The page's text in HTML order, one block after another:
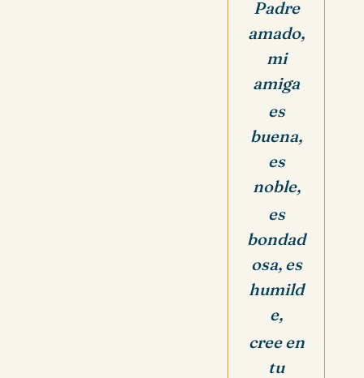
Padre
amado,
mi
amiga
es
buena,
es
noble,
es
bondad
osa, es
humild
e,
cree en
tu